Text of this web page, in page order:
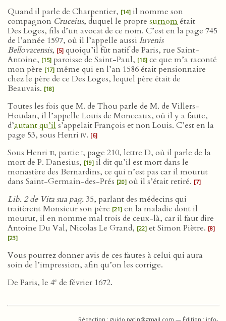
Quand il parle de Charpentier, [14] il nomme son
compagnon Cruceius, duquel le propre surnométait
Des Loges, fils d’un avocat de ce nom. C’est en la page 745
de l’année 1597, où il l’appelle aussi Iuvenis
Bellovacensis, [5] quoiqu’il fût natif de Paris, rue Saint-
Antoine, [15] paroisse de Saint-Paul, [16] ce que m’a raconté
mon père [17] même qui en l’an 1586 était pensionnaire
chez le père de ce Des Loges, lequel père était de
Beauvais. [18]
Toutes les fois que M. de Thou parle de M. de Villers-
Houdan, il l’appelle Louis de Monceaux, où il y a faute,
d’autant qu’il s’appelait François et non Louis. C’est en la
page 53, sous Henri iv. [6]
Sous Henri iii, partie i, page 210, lettre D, où il parle de la
mort de P. Danesius, [19] il dit qu’il est mort dans le
monastère des Bernardins, ce qui n’est pas car il mourut
dans Saint-Germain-des-Prés [20] où il s’était retiré. [7]
Lib. 2 de Vita sua pag. 35, parlant des médecins qui
traitèrent Monsieur son père [21] en la maladie dont il
mourut, il en nomme mal trois de ceux-là, car il faut dire
Antoine Du Val, Nicolas Le Grand, [22] et Simon Piètre. [8]
[23]
Vous pourrez donner avis de ces fautes à celui qui aura
soin de l’impression, afin qu’on les corrige.
De Paris, le 4e de février 1672.
Rédaction : guido.patin@gmail.com — Édition : info-